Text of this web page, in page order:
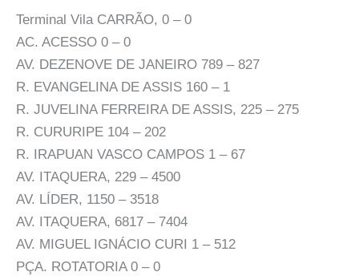
Terminal Vila CARRÃO, 0 – 0
AC. ACESSO 0 – 0
AV. DEZENOVE DE JANEIRO 789 – 827
R. EVANGELINA DE ASSIS 160 – 1
R. JUVELINA FERREIRA DE ASSIS, 225 – 275
R. CURURIPE 104 – 202
R. IRAPUAN VASCO CAMPOS 1 – 67
AV. ITAQUERA, 229 – 4500
AV. LÍDER, 1150 – 3518
AV. ITAQUERA, 6817 – 7404
AV. MIGUEL IGNÁCIO CURI 1 – 512
PÇA. ROTATORIA 0 – 0